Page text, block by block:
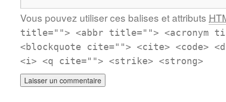
Vous pouvez utiliser ces balises et attributs
title=""> <abbr title=""> <acronym
<blockquote cite=""> <cite> <code>
<i> <q cite=""> <strike> <strong>